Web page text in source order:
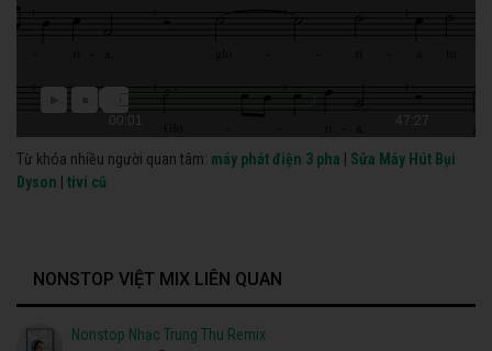
00:01 47:27
Từ khóa nhiều người quan tâm: máy phát điện 3 pha
Sửa Máy Hút Bụi
Dyson
tivi cũ
NONSTOP VIỆT MIX LIÊN QUAN
Nonstop Nhạc Trung Thu Remix